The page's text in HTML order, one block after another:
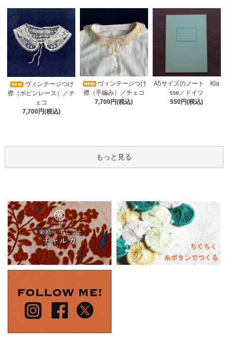
ヴィンテージつけ
襟（ボビンレース）／チ
ェコ
7,700円(税込)
ヴィンテージつけ
襟（手編み）／チェコ
7,700円(税込)
A5サイズのノート Kla
sse／ドイツ
550円(税込)
もっと見る